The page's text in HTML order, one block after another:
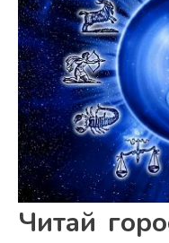
Читай